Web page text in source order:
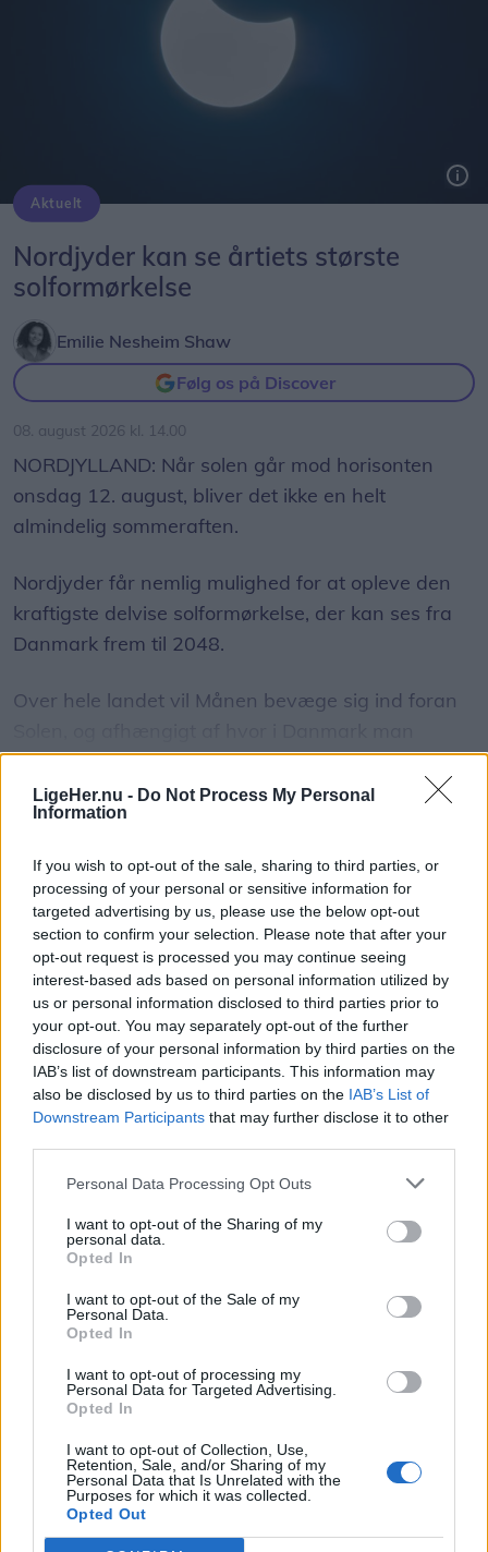
LigeHer.nu - Do Not Process My Personal
Information
If you wish to opt-out of the sale, sharing to third parties, or
processing of your personal or sensitive information for
targeted advertising by us, please use the below opt-out
section to confirm your selection. Please note that after your
opt-out request is processed you may continue seeing
interest-based ads based on personal information utilized by
us or personal information disclosed to third parties prior to
your opt-out. You may separately opt-out of the further
disclosure of your personal information by third parties on the
IAB’s list of downstream participants. This information may
also be disclosed by us to third parties on the IAB’s List of
Downstream Participants that may further disclose it to other
Personal Data Processing Opt Outs
I want to opt-out of the Sharing of my
personal data.
Opted In
I want to opt-out of the Sale of my
Personal Data.
Opted In
I want to opt-out of processing my
Personal Data for Targeted Advertising.
Opted In
I want to opt-out of Collection, Use,
Retention, Sale, and/or Sharing of my
Personal Data that Is Unrelated with the
Purposes for which it was collected.
Opted Out
Aktuelt
Nordjyder kan se årtiets største
solformørkelse
Emilie Nesheim Shaw
Følg os på Discover
08. august 2026 kl. 14.00
NORDJYLLAND: Når solen går mod horisonten
onsdag 12. august, bliver det ikke en helt
almindelig sommeraften.
Nordjyder får nemlig mulighed for at opleve den
kraftigste delvise solformørkelse, der kan ses fra
Danmark frem til 2048.
Over hele landet vil Månen bevæge sig ind foran
befinder sig, vil op mod 86 procent af Solens skive
være dækket.
Formørkelsen topper omkring klokken 20.00, kort
før solnedgang, hvilket giver gode muligheder for
at opleve fænomenet fra steder med frit udsyn
mod vest.
For mange nordjyder kan kysterne, fjordene og de
åbne landskaber danne en flot ramme om den
sjældne naturoplevelse, hvis vejret arter sig.
samme retning. Det er både smukt, fascinerende
og en fantastisk anledning til at samles om Solen,
dens betydning for livet på Jorden og vores plads i
universet. Med Sol26 vil vi give danskerne en
nysgerrighed på naturvidenskab, siger Tina Ibsen,
der er astrofysiker og en af initiativtagerne til
Sol26.
Herunder får man et overblik over, hvornår
solformørkelsen rammer forskellige steder i
Vis mere
Aktuelt
28 børn starter i skole - uden en skole
Lokalredaktionen
09. august 2026 kl. 06.02
STØVRING: Det lyder næsten umuligt. Men tirsdag
11. august bliver 28 børn i Støvring de allerførste